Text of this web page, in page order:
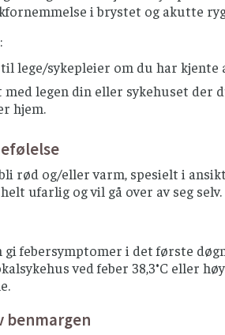
i brystet og akutte
til lege/sykepleier om du har kjente
legen din eller sykehuset der
hjem.
rød og/eller varm, spesielt i
ufarlig og vil gå over av seg selv.
gi febersymptomer i det første
ved feber 38,3°C eller
benmargen